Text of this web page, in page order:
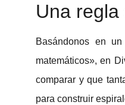
Una
Basándonos en
matemáticos», en
comparar y que
para construir